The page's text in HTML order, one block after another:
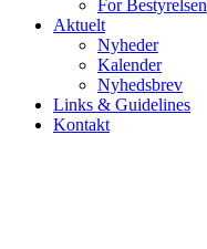
For Bestyrelsen
Aktuelt
Nyheder
Kalender
Nyhedsbrev
Links & Guidelines
Kontakt